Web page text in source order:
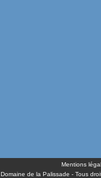
Mentions
Domaine de la Palissade - Tous